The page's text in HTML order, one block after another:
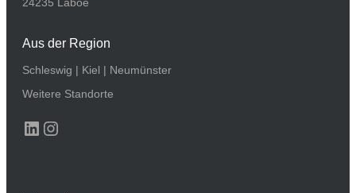
24235 Laboe
Aus der Region
Schleswig | Kiel | Neumünster
Weitere Standorte
LinkedIn
Instagram